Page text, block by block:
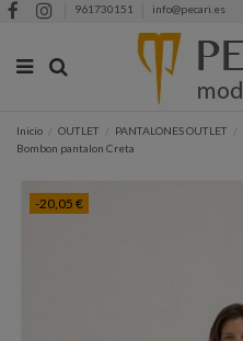
961730151 info@pecari.es
Inicio OUTLET PANTALONES OUTLET
Bombon pantalon Creta
-20,05 €